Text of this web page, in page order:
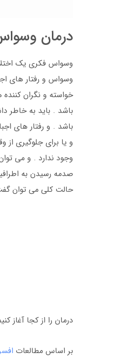
درمان
وسواس فکری یک
وسواس و رفتار های
خواسته و نگران
باشد . باید به خاطر
باشد . و رفتار های
و یا برای جلوگیری از
وجود ندارد . و می
صدمه رسیدن به
حالت کلی می توان
درمان را از کجا آغاز
بر اساس مطالعات